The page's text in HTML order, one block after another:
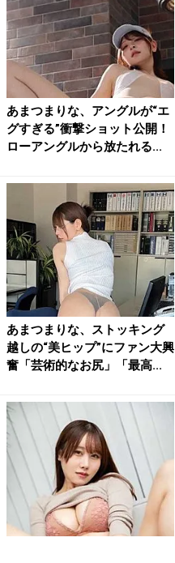
あまつまりな、アングルが“エ
グすぎる”衝撃ショット公開！
ローアングルから放たれる...
あまつまりな、ストッキング
越しの“美ヒップ”にファン大興
奮「芸術的なお尻」「最高...